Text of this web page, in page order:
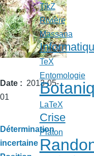
Date
2013-05-
01
Détermination
incertaine
TikZ
Rivière
Massana
TeX
Entomologie
LaTeX
Crise
Platon